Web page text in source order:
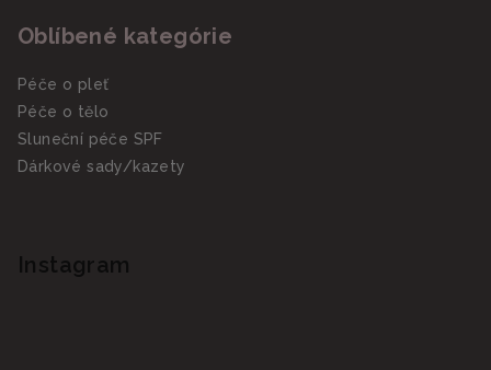
Oblíbené kategórie
Péče o pleť
Péče o tělo
Sluneční péče SPF
Dárkové sady/kazety
Instagram